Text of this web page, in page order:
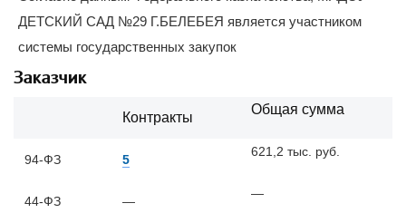
ДЕТСКИЙ САД №29 Г.БЕЛЕБЕЯ является участником
системы государственных закупок
Заказчик
Контракты
Общая сумма
94-ФЗ 5
621,2 тыс. руб.
44-ФЗ —
—